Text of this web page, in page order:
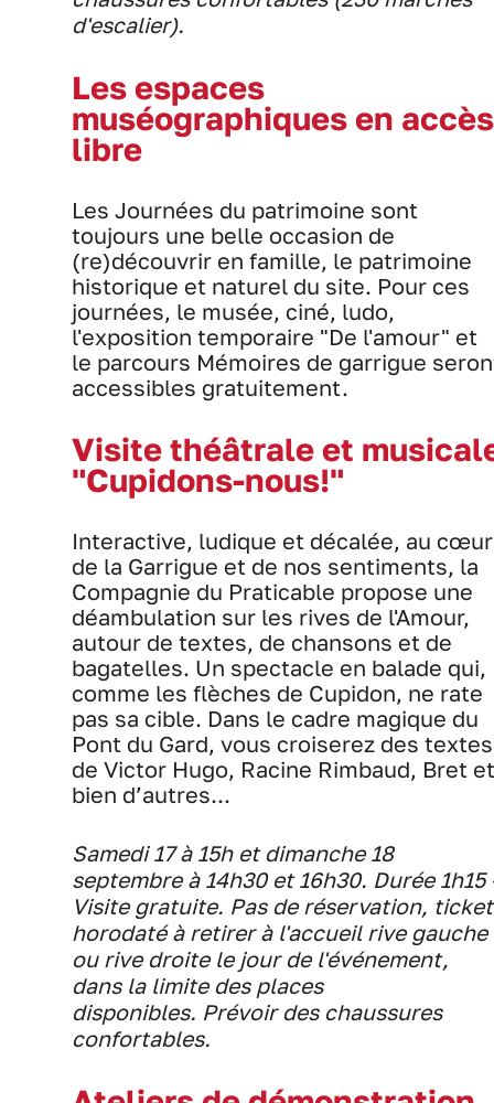
d'escalier).
Les espaces
muséographiques en accès
libre
Les Journées du patrimoine sont
toujours une belle occasion de
(re)découvrir en famille, le patrimoine
historique et naturel du site. Pour ces
journées, le musée, ciné, ludo,
l'exposition temporaire "De l'amour" et
le parcours Mémoires de garrigue
accessibles gratuitement.
Visite théâtrale et
"Cupidons-nous!"
Interactive, ludique et décalée, au cœur
de la Garrigue et de nos sentiments, la
Compagnie du Praticable propose une
déambulation sur les rives de l'Amour,
autour de textes, de chansons et de
bagatelles. Un spectacle en balade qui,
comme les flèches de Cupidon, ne rate
pas sa cible. Dans le cadre magique du
Pont du Gard, vous croiserez des textes
de Victor Hugo, Racine Rimbaud, Bret et
bien d’autres...
Samedi 17 à 15h et dimanche 18
septembre à 14h30 et 16h30. Durée 1h15
Visite gratuite. Pas de réservation, ticket
horodaté à retirer à l'accueil rive gauche
ou rive droite le jour de l'événement,
dans la limite des places
disponibles. Prévoir des chaussures
confortables.